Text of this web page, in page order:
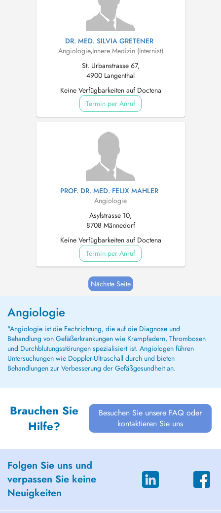
DR. MED. SILVIA GRETENER
Angiologie,Innere Medizin (Internist)
St. Urbanstrasse 67,
4900 Langenthal
Keine Verfügbarkeiten auf Doctena
Termin per Anruf
PROF. DR. MED. FELIX MAHLER
Angiologie
Asylstrasse 10,
8708 Männedorf
Keine Verfügbarkeiten auf Doctena
Termin per Anruf
Nächste Seite
Angiologie
"Angiologie ist die Fachrichtung, die auf die Diagnose und
Behandlung von Gefäßerkrankungen wie Krampfadern, Thrombosen
und Durchblutungsstörungen spezialisiert ist. Angiologen führen
Untersuchungen wie Doppler-Ultraschall durch und bieten
Behandlungen zur Verbesserung der Gefäßgesundheit an.
Brauchen Sie
Hilfe?
Besuchen Sie unsere FAQ oder
kontaktieren Sie uns
Folgen Sie uns und
verpassen Sie keine
Neuigkeiten